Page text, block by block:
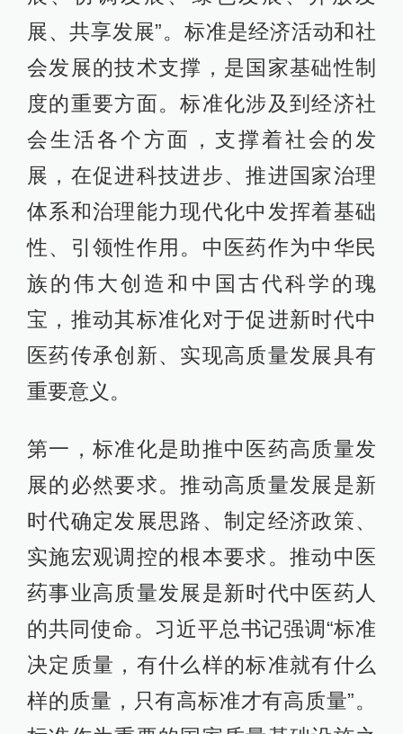
展、共享发展”。标准是经济活动和社
会发展的技术支撑，是国家基础性制
度的重要方面。标准化涉及到经济社
会生活各个方面，支撑着社会的发
展，在促进科技进步、推进国家治理
体系和治理能力现代化中发挥着基础
性、引领性作用。中医药作为中华民
族的伟大创造和中国古代科学的瑰
宝，推动其标准化对于促进新时代中
医药传承创新、实现高质量发展具有
重要意义。
第一，标准化是助推中医药高质量发
展的必然要求。推动高质量发展是新
时代确定发展思路、制定经济政策、
实施宏观调控的根本要求。推动中医
药事业高质量发展是新时代中医药人
的共同使命。习近平总书记强调“标准
决定质量，有什么样的标准就有什么
样的质量，只有高标准才有高质量”。